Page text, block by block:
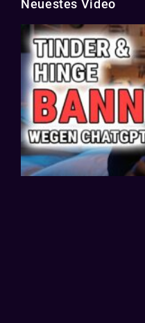
Neuestes Video